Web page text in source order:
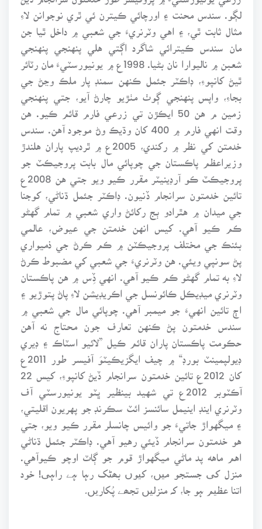
لڳو. سندس محنت ۽ اورچائي ڪيترن ئي ٿري نوجوانن لاءِ
مثال ثابت ٿي، ۽ اهي وٽرنريءَ جي شعبي ۾ داخل ٿيا جن
مان سندس ڪيترائي شاگرد اڳتي هلي پنهنجي پنهنجي
شعبن ۾ ناليوارا نان بڻيا. 1998ع ۾ يونيورسٽيءَ مان رٽائر
ٿيڻ کانپوءِ، ڊاڪٽر جئمل ڪنهن سمنڊ پار ملڪ وڃڻ جي
بجاءِ، واپس پنهنجي ڳوٺ مٺڙيو چارڻ آيو، جتي پنهنجي
زمين م هن 50 ايڪڙن تي زرعي فارم قائم ڪيو. هن
وقت انهي فارم ۾ 400 کان وڌيڪ وڻ موجود آهن. سندس
خدمتن کي نظر ۾ رکندي، 2005ع ۾ ٿرديپ پاران هلندڙ
وزيراعظم پاڪستان جي چوپائي مال بابت پروجيڪٽ جو
تائين خدمتون سرانجام ڏنيون. ڊاڪٽر جئمل ڌناڻي، کوجنا
جي ميدان ۾ هٿرادو ٻج رکائڻ واري شعبي ۾ تمام گهڻو
ڪم ڪيو آهي. کيس انهن خدمتن جي عيوض، عالمي
بئنڪ جي مختلف پروجيڪٽن ۾ ڪم ڪرڻ جي ذميواري
پڻ سونپي ويئي. هن وٽرنريءَ جي شعبي کي مضبوط ڪرڻ
لاءِ به تمام گهڻو ڪم ڪيو آهي. انهي ڏِس ۾ هن پاڪستان
وٽرنري ميڊيڪل ڪائونسل جي اڪريڊيشن لاءِ پاڻ پتوڙيو ۽
اڄ تائين انهيءَ جو ميمبر آهي. چوپائي مال جي شعبي ۾
سندس خدمتون پڻ ڪنهن تعارف جون محتاج نه آهن
حڪومت پاڪستان پاران قائم ڪيل ”لائيو اسٽاڪ ۽ ڊيري
کان 2012ع تائين خدمتون سرانجام ڏيڻ کانپوءِ، کيس 22
آڪٽوبر 2012ع تي شهيد بينظير ڀٽو يونيورسٽي آف
وٽرنري اينڊ اينيمل سائنسز ائٽ سڪرنڊ جو پهريون اقليتي،
۽ ميگهواڙ جاتيءَ جو وائيس چانسلر مقرر ڪيو ويو، جتي
هو خدمتون سرانجام ڏيئي رهيو آهي. ڊاڪٽر جئمل ڌناڻي
اهم ماهه پد ماڻي ميگهواڙ قوم جو ڳاٽ اوچو ڪيوآهي.
منزل کی جستجو میں، کیوں بھٹک رہا ہے راہی! خود
اتنا عظیم ہو جا، کہ منزلیں تجھے پُکاریں۔